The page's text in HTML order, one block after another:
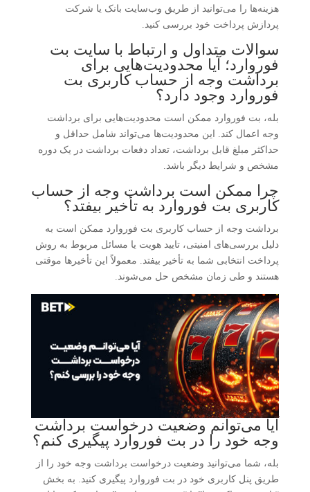
هزینه‌ها را می‌توانید از طریق وب‌سایت بانک یا شرکت
پردازش پرداخت خود بررسی کنید.
سوالات متداول و ارتباط با سایت بت
فوروارد؛ آیا محدودیت‌هایی برای
برداشت وجه از حساب کاربری بت
فوروارد وجود دارد؟
بله، بت فوروارد ممکن است محدودیت‌هایی برای برداشت
وجه اعمال کند. این محدودیت‌ها می‌تواند شامل حداقل و
حداکثر مبلغ قابل برداشت، تعداد دفعات برداشت در یک دوره
مشخص و شرایط دیگر باشد.
چرا ممکن است برداشت وجه از حساب
کاربری بت فوروارد به تأخیر بیفتد؟
برداشت وجه از حساب کاربری بت فوروارد ممکن است به
دلیل بررسی‌های امنیتی، تایید هویت یا مسائل مربوط به روش
پرداخت انتخابی شما به تأخیر بیفتد. معمولاً این تأخیرها موقتی
هستند و طی زمان مشخص حل می‌شوند.
آیا می‌توانم وضعیت درخواست برداشت
وجه خود را در بت فوروارد پیگیری کنم؟
بله، شما می‌توانید وضعیت درخواست برداشت وجه خود را از
طریق پنل کاربری خود در بت فوروارد پیگیری کنید. به بخش